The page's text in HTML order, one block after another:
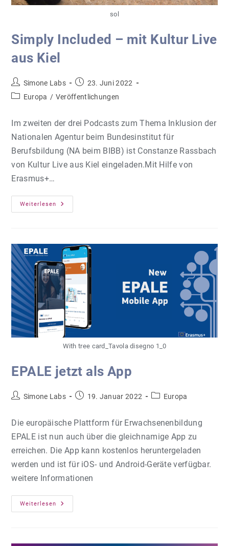
sol
Simply Included – mit Kultur Live
aus Kiel
Beitrags-
Autor:
Simone Labs
Beitrag
veröffentlicht:
23. Juni 2022
Beitrags-
Europa / Veröffentlichungen
Im zweiten der drei Podcasts zum Thema Inklusion der
Nationalen Agentur beim Bundesinstitut für
Berufsbildung (NA beim BIBB) ist Constanze Rassbach
von Kultur Live aus Kiel eingeladen.Mit Hilfe von
Erasmus+…
Weiterlesen
Simply
Included
Aus
Kiel
With tree card_Tavola disegno 1_0
EPALE jetzt als App
Beitrags-
Simone Labs
Beitrag19. Januar 2022
Beitrags-
Europa
Die europäische Plattform für Erwachsenenbildung
EPALE ist nun auch über die gleichnamige App zu
erreichen. Die App kann kostenlos heruntergeladen
werden und ist für iOS- und Android-Geräte verfügbar.
weitere Informationen
Weiterlesen
EPALE
Jetzt